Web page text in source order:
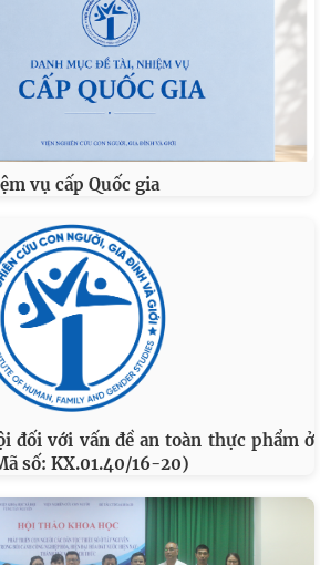
vụ cấp Quốc gia
đối với vấn đề an toàn thực phẩm ở
số: KX.01.40/16-20)